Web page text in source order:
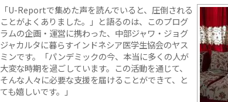
「U-Reportで集めた声を読んでいると、圧倒される
ことがよくありました。」と語るのは、このプログ
ラムの企画・運営に携わった、中部ジャワ・ジョグ
ジャカルタに暮らすインドネシア医学生協会のヤス
ミンです。「パンデミックの今、本当に多くの人が
大変な時期を過ごしています。この活動を通じて、
そんな人々に必要な支援を届けることができて、と
ても嬉しいです。」